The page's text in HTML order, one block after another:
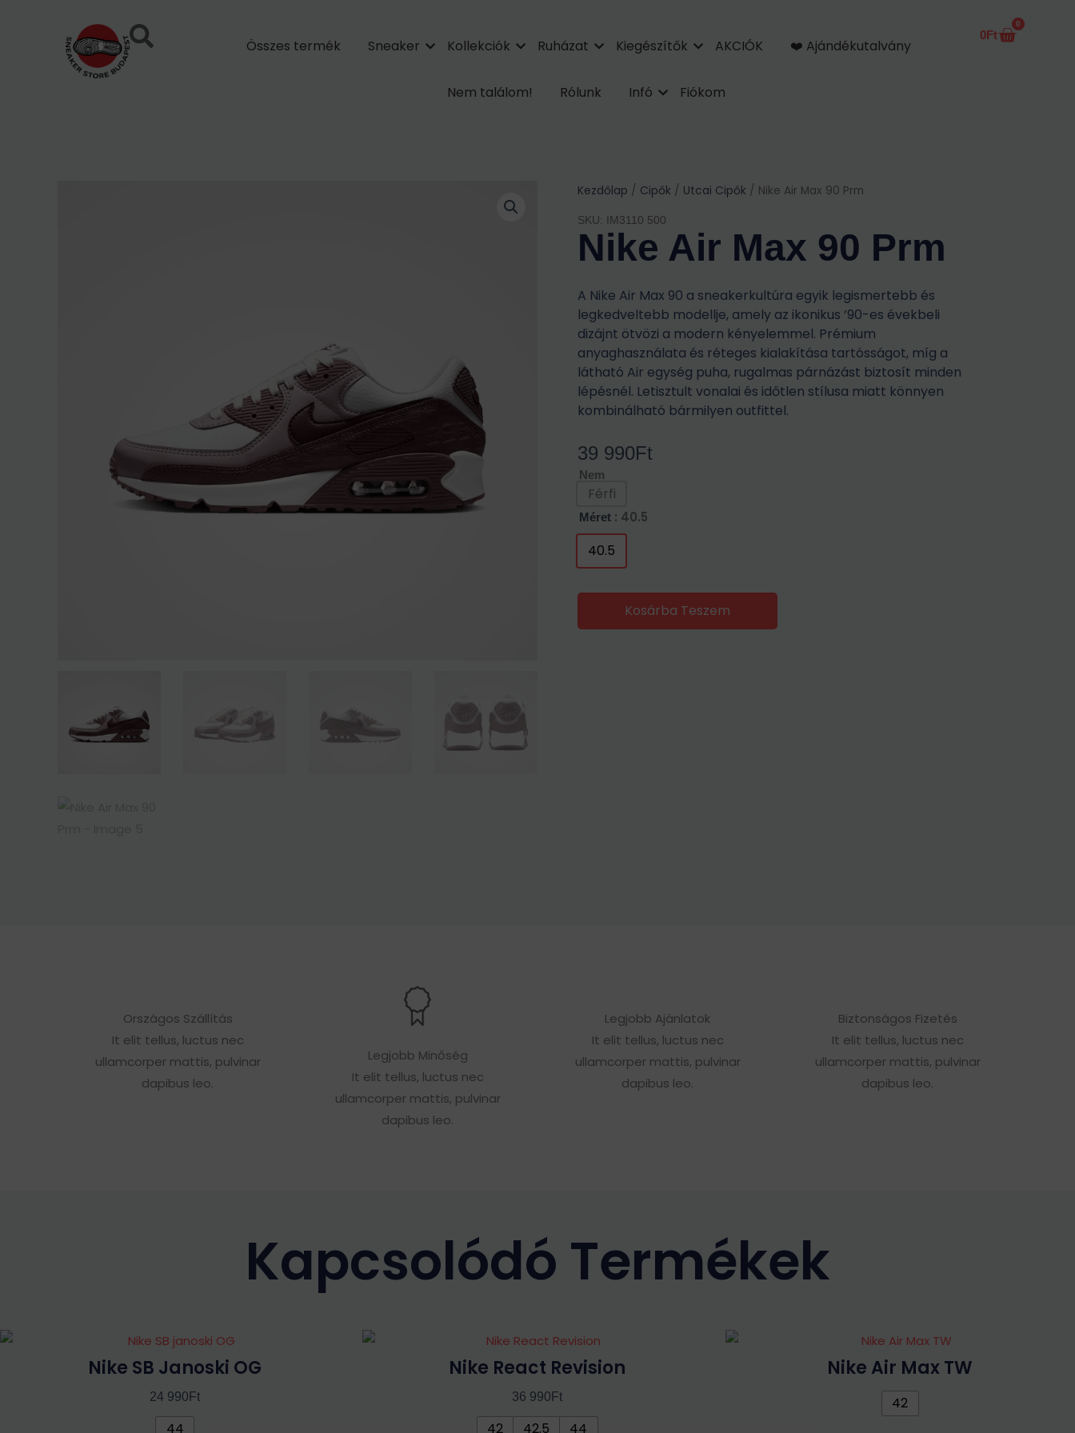
Összes termék Sneaker Kollekciók Ruházat Kiegészítők AKCIÓK ❤️ Ajándékutalvány
Nem találom! Rólunk Infó Fiókom
0Ft
0
Kosár
Kezdőlap / Cipők / Utcai Cipők / Nike Air Max 90 Prm
SKU: IM3110 500
Nike Air Max 90 Prm
A Nike Air Max 90 a sneakerkultúra egyik legismertebb és
legkedveltebb modellje, amely az ikonikus ’90-es évekbeli
dizájnt ötvözi a modern kényelemmel. Prémium
anyaghasználata és réteges kialakítása tartósságot, míg a
látható Air egység puha, rugalmas párnázást biztosít minden
lépésnél. Letisztult vonalai és időtlen stílusa miatt könnyen
kombinálható bármilyen outfittel.
39 990Ft
Nem
Férfi
Méret : 40.5
40.5
Kosárba Teszem
Országos Szállítás
It elit tellus, luctus nec
ullamcorper mattis, pulvinar
dapibus leo.
Legjobb Minőség
It elit tellus, luctus nec
ullamcorper mattis, pulvinar
dapibus leo.
Legjobb Ajánlatok
It elit tellus, luctus nec
ullamcorper mattis, pulvinar
dapibus leo.
Biztonságos Fizetés
It elit tellus, luctus nec
ullamcorper mattis, pulvinar
dapibus leo.
Kapcsolódó Termékek
Nike SB Janoski OG
24 990 Ft
Ennek
a
több
variációja
44
Nike React Revision
36 990 Ft
Ennek
a
több
variációja
42 42.5 44
Nike Air Max TW
42